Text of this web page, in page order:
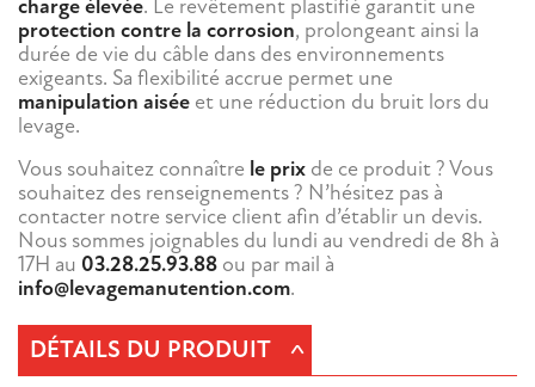
charge élevée. Le revêtement plastifié garantit une
protection contre la corrosion, prolongeant ainsi la
durée de vie du câble dans des environnements
exigeants. Sa flexibilité accrue permet une
manipulation aisée et une réduction du bruit lors du
levage.
Vous souhaitez connaître le prix de ce produit ? Vous
souhaitez des renseignements ? N’hésitez pas à
contacter notre service client afin d’établir un devis.
Nous sommes joignables du lundi au vendredi de 8h à
17H au 03.28.25.93.88 ou par mail à
info@levagemanutention.com.
DÉTAILS DU PRODUIT ^